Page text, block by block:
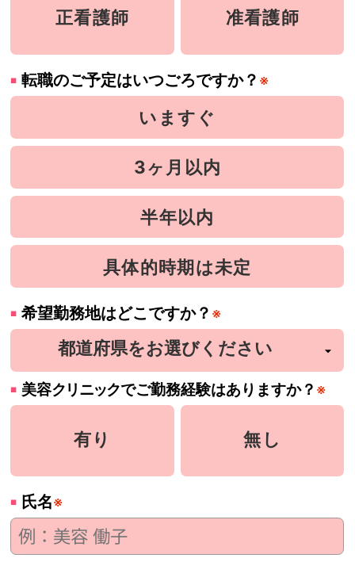
正看護師 准看護師
転職のご予定はいつごろですか？ ※
いますぐ
3ヶ月以内
半年以内
具体的時期は未定
希望勤務地はどこですか？ ※
美容クリニックでご勤務経験はありますか？ ※
有り 無し
氏名※